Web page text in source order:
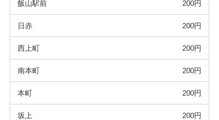
飯山駅前 200円
日赤 200円
西上町 200円
南本町 200円
本町 200円
坂上 200円